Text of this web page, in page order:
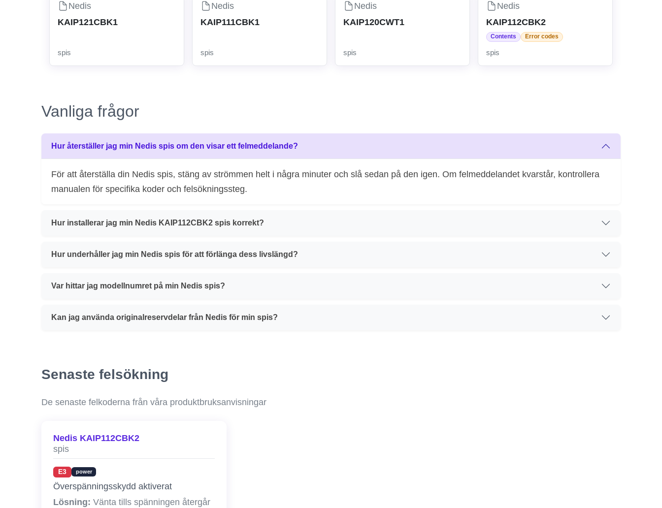
Nedis
KAIP121CBK1
spis
Nedis
KAIP111CBK1
spis
Nedis
KAIP120CWT1
spis
Nedis
KAIP112CBK2
Contents Error codes
spis
Vanliga frågor
Hur återställer jag min Nedis spis om den visar ett felmeddelande?
För att återställa din Nedis spis, stäng av strömmen helt i några minuter och slå sedan på den igen. Om felmeddelandet kvarstår, kontrollera
manualen för specifika koder och felsökningssteg.
Hur installerar jag min Nedis KAIP112CBK2 spis korrekt?
Hur underhåller jag min Nedis spis för att förlänga dess livslängd?
Var hittar jag modellnumret på min Nedis spis?
Kan jag använda originalreservdelar från Nedis för min spis?
Senaste felsökning
De senaste felkoderna från våra produktbruksanvisningar
Nedis KAIP112CBK2
spis
E3 power
Överspänningsskydd aktiverat
Lösning: Vänta tills spänningen återgår